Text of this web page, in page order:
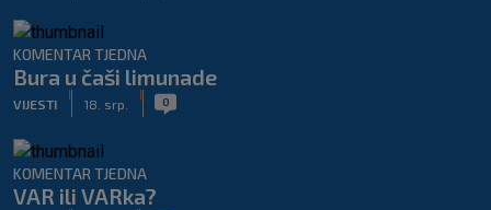
KOMENTAR TJEDNA
Bura u čaši limunade
VIJESTI 18. srp. 0
KOMENTAR TJEDNA
VAR ili VARka?